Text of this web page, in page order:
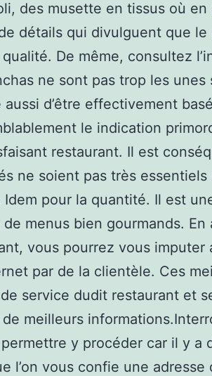
des musette en tissus où
détails qui divulguent que
De même, consultez
ne sont pas trop les unes
aussi d’être effectivement
le indication
restaurant. Il est
ne soient pas très essentiels
Idem pour la quantité. Il est
menus bien gourmands.
vous pourrez vous imputer
par de la clientèle. Ces
service dudit restaurant et
meilleurs
y procéder car il y a
l’on vous confie une adresse